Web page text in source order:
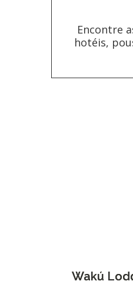
Encontre
hotéis,
Wakú